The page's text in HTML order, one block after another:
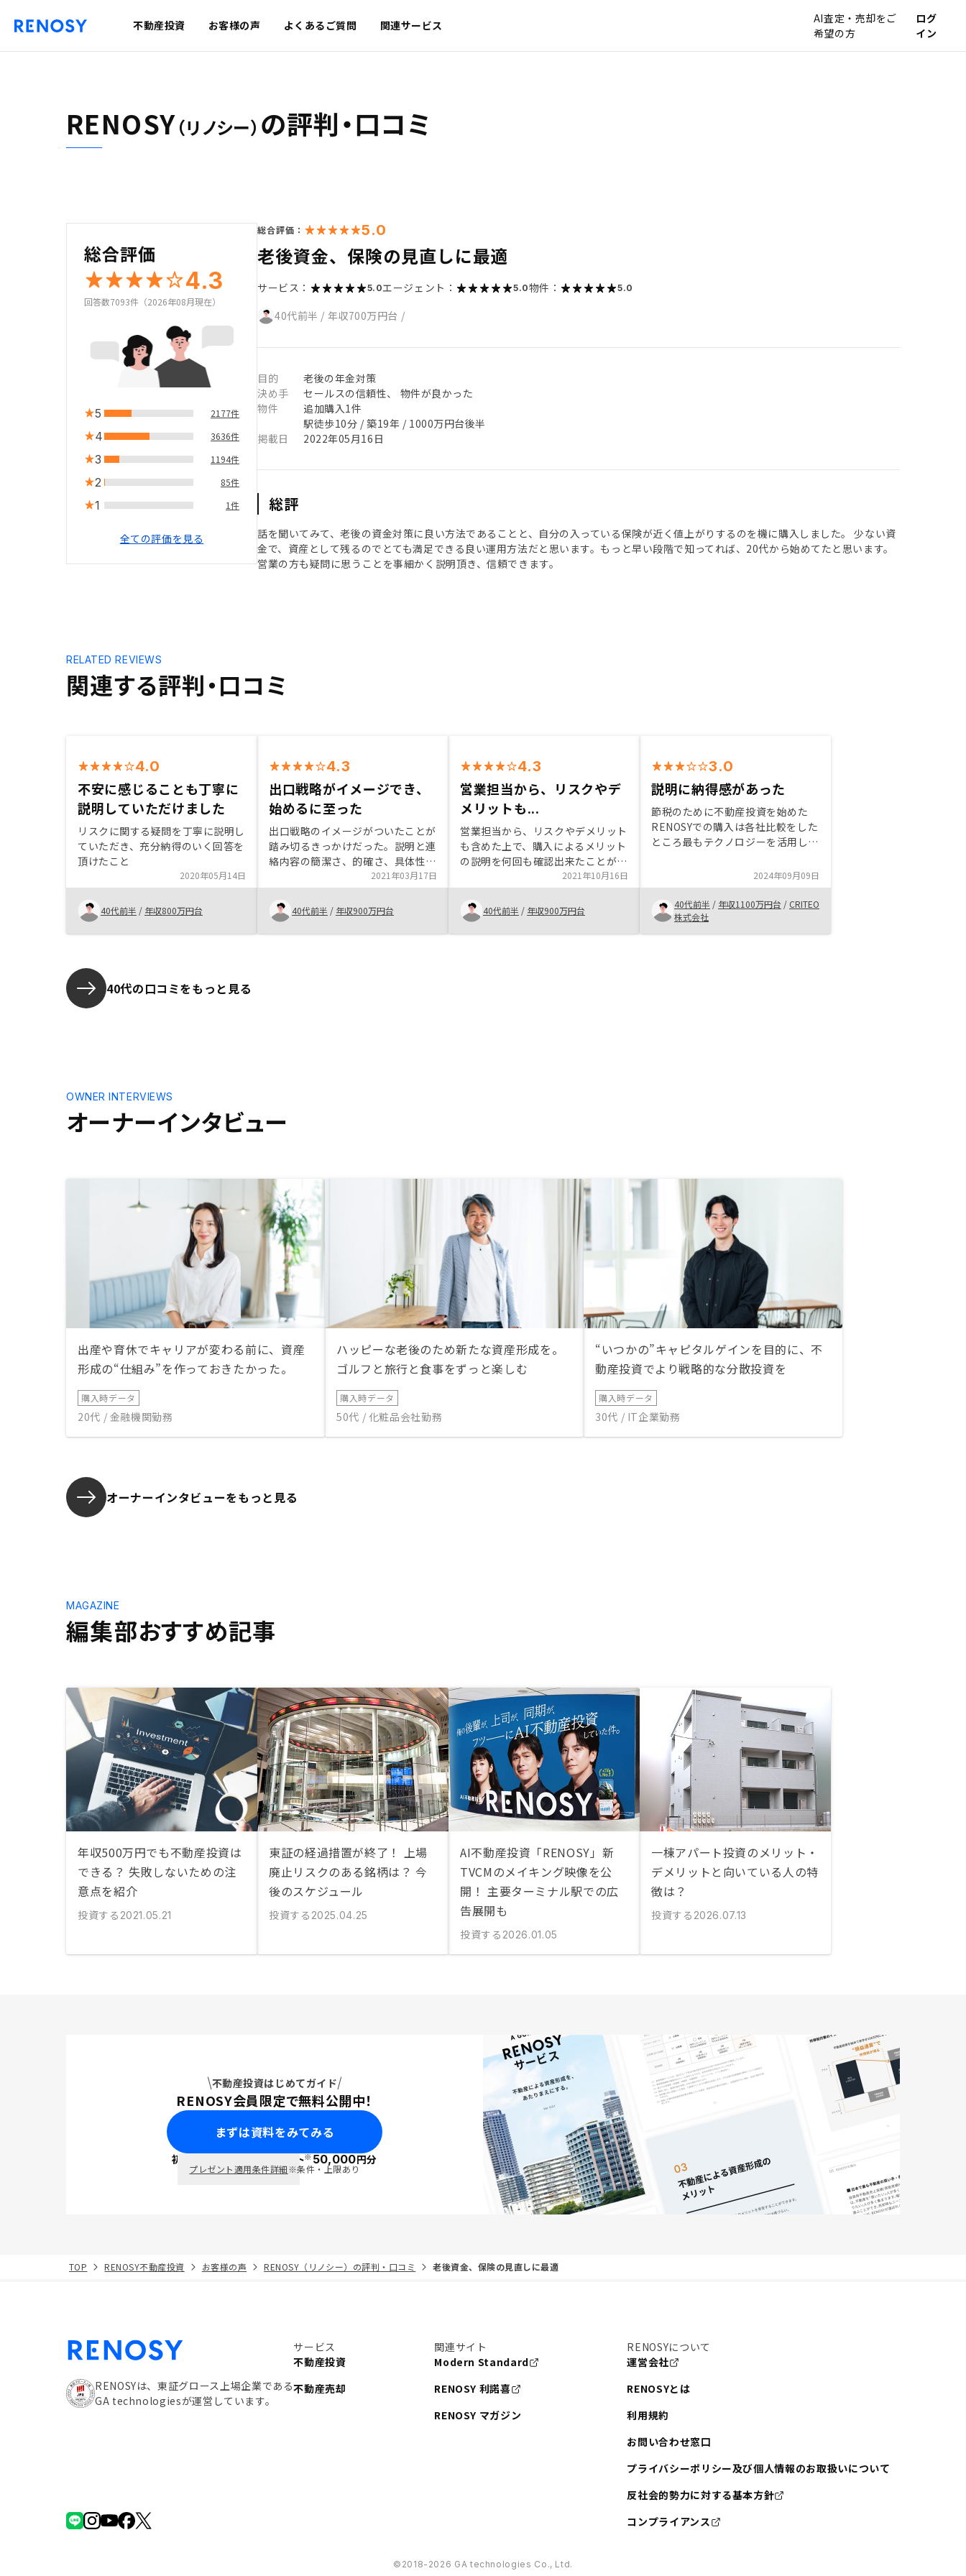
不動産投資 お客様の声 よくあるご質問 関連サービス
AI査定・売却をご
希望の方
ログ
イン
RENOSY（リノシー） の評判・口コミ
総合評価
4.3
回答数7093件（2026年08月現在）
5 2177件
4 3636件
3 1194件
2 85件
1 1件
全ての評価を見る
総合評価： 5.0
老後資金、保険の見直しに最適
サービス： 5.0エージェント： 5.0物件： 5.0
40代前半 / 年収700万円台 /
目的
老後の年金対策
決め手
セールスの信頼性、 物件が良かった
物件
追加購入1件
駅徒歩10分 / 築19年 / 1000万円台後半
掲載日
2022年05月16日
総評
話を聞いてみて、老後の資金対策に良い方法であることと、自分の入っている保険が近く値上がりするのを機に購入しました。 少ない資
金で、資産として残るのでとても満足できる良い運用方法だと思います。もっと早い段階で知ってれば、20代から始めてたと思います。
営業の方も疑問に思うことを事細かく説明頂き、信頼できます。
関連する評判・口コミ
RELATED REVIEWS
4.0
不安に感じることも丁寧に
説明していただけました
リスクに関する疑問を丁寧に説明し
ていただき、充分納得のいく回答を
頂けたこと
2020年05月14日
40代前半 / 年収800万円台
4.3
出口戦略がイメージでき、
始めるに至った
出口戦略のイメージがついたことが
踏み切るきっかけだった。説明と連
絡内容の簡潔さ、的確さ、具体性。
定型内容は定型化。物件周辺の土地
勘がない人へエリアについて他エリ
アと比較した情報。
2021年03月17日
40代前半 / 年収900万円台
4.3
営業担当から、リスクやデ
メリットも...
営業担当から、リスクやデメリット
も含めた上で、購入によるメリット
の説明を何回も確認出来たことが購
入(借入も負う)する決意となった。
東京に地理的知識がないので、地図
上で大まかな立地が一目で分かるよ
うな工夫があれば、より分かりやす
いと思います。
2021年10月16日
40代前半 / 年収900万円台
3.0
説明に納得感があった
節税のために不動産投資を始めた
RENOSYでの購入は各社比較をした
ところ最もテクノロジーを活用して
出来そうと思ったため また、話を
聞いたところ提携金融機関が多く融
資を受けられる選択肢が多かった
2024年09月09日
40代前半 / 年収1100万円台 / CRITEO
株式会社
40代の口コミをもっと見る
オーナーインタビュー
OWNER INTERVIEWS
出産や育休でキャリアが変わる前に、資産
形成の“仕組み”を作っておきたかった。
購入時データ
20代 / 金融機関勤務
ハッピーな老後のため新たな資産形成を。
ゴルフと旅行と食事をずっと楽しむ
購入時データ
50代 / 化粧品会社勤務
“いつかの”キャピタルゲインを目的に、不
動産投資でより戦略的な分散投資を
購入時データ
30代 / IT企業勤務
オーナーインタビューをもっと見る
編集部おすすめ記事
MAGAZINE
年収500万円でも不動産投資は
できる？ 失敗しないための注
意点を紹介
投資する 2021.05.21
東証の経過措置が終了！ 上場
廃止リスクのある銘柄は？ 今
後のスケジュール
投資する 2025.04.25
AI不動産投資「RENOSY」新
TVCMのメイキング映像を公
開！ 主要ターミナル駅での広
告展開も
投資する 2026.01.05
一棟アパート投資のメリット・
デメリットと向いている人の特
徴は？
投資する 2026.07.13
不動産投資はじめてガイド
RENOSY会員限定で無料公開中！
まずは資料をみてみる
初回面談で ポイント※50,000円分
プレゼント適用条件詳細※条件・上限あり
TOP RENOSY不動産投資 お客様の声 RENOSY（リノシー）の評判・口コミ 老後資金、保険の見直しに最適
RENOSYは、東証グロース上場企業である
GA technologiesが運営しています。
サービス
不動産投資
不動産売却
関連サイト
Modern Standard
RENOSY 利諾喜
RENOSY マガジン
RENOSYについて
運営会社
RENOSYとは
利用規約
お問い合わせ窓口
プライバシーポリシー及び個人情報のお取扱いについて
反社会的勢力に対する基本方針
コンプライアンス
©︎2018-2026 GA technologies Co., Ltd.